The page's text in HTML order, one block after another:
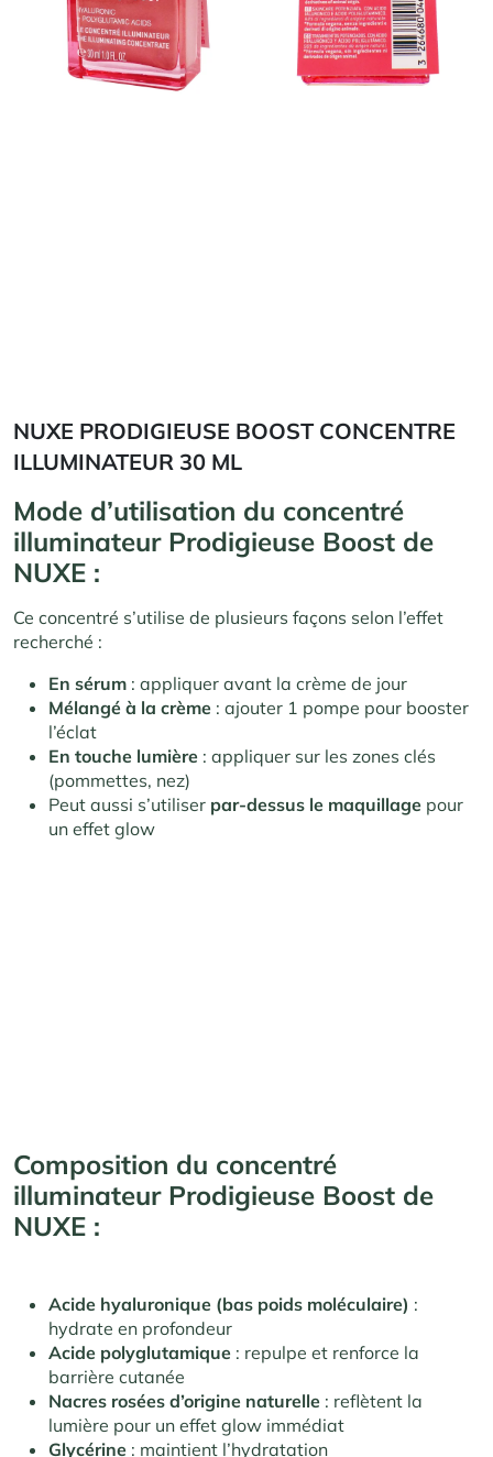
NUXE PRODIGIEUSE BOOST CONCENTRE
ILLUMINATEUR 30 ML
Mode d’utilisation du concentré
illuminateur Prodigieuse Boost de
NUXE :
Ce concentré s’utilise de plusieurs façons selon l’effet
recherché :
En sérum : appliquer avant la crème de jour
Mélangé à la crème : ajouter 1 pompe pour booster
l’éclat
En touche lumière : appliquer sur les zones clés
(pommettes, nez)
Peut aussi s’utiliser par-dessus le maquillage pour
un effet glow
Composition du concentré
illuminateur Prodigieuse Boost de
NUXE :
Acide hyaluronique (bas poids moléculaire) :
hydrate en profondeur
Acide polyglutamique : repulpe et renforce la
barrière cutanée
Nacres rosées d’origine naturelle : reflètent la
lumière pour un effet glow immédiat
Glycérine : maintient l’hydratation